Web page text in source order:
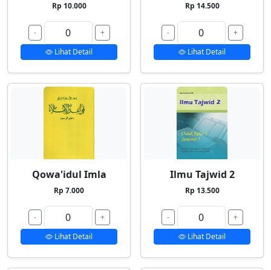
Rp 10.000
-
+
Lihat Detail
Rp 14.500
-
+
Lihat Detail
Qowa'idul Imla
Rp 7.000
-
+
Lihat Detail
Ilmu Tajwid 2
Rp 13.500
-
+
Lihat Detail